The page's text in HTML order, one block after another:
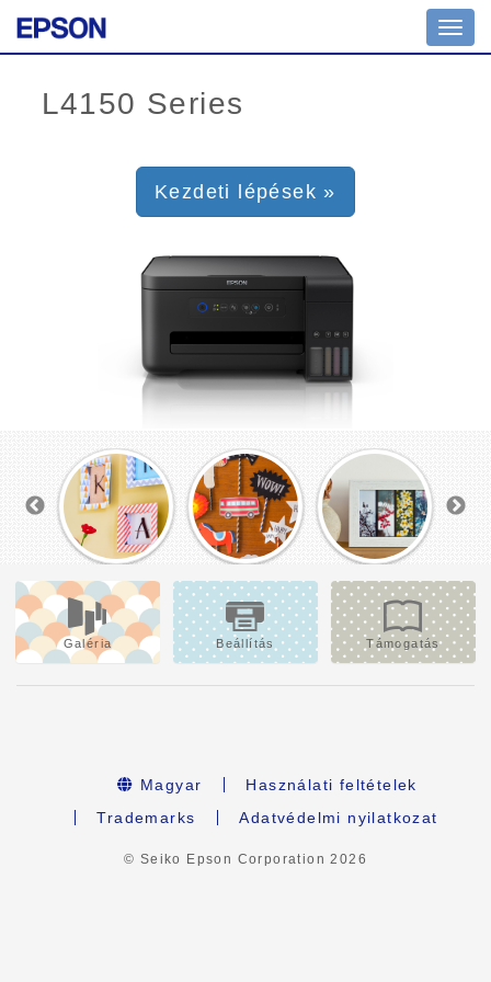
Kezdeti lépések »
Galéria Beállítás Támogatás
Magyar
Használati feltételek
Trademarks
Adatvédelmi nyilatkozat
© Seiko Epson Corporation2026